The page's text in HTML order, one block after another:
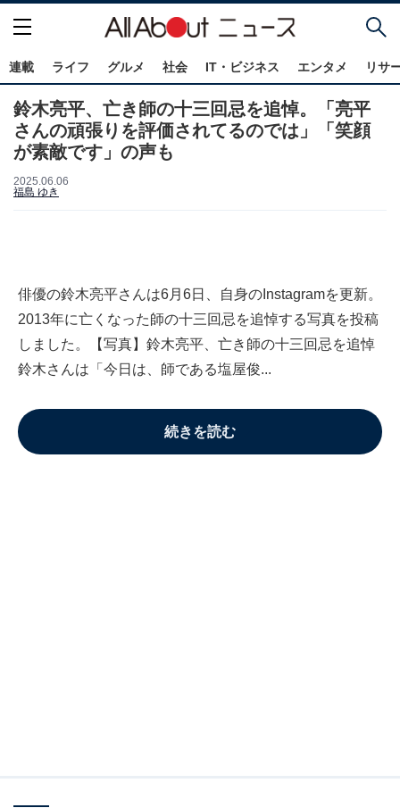
連載 ライフ グルメ 社会 IT・ビジネス エンタメ リサ
鈴木亮平、亡き師の十三回忌を追悼。「亮平
さんの頑張りを評価されてるのでは」「笑顔
が素敵です」の声も
2025.06.06
福島 ゆき
俳優の鈴木亮平さんは6月6日、自身のInstagramを更新。
2013年に亡くなった師の十三回忌を追悼する写真を投稿
しました。【写真】鈴木亮平、亡き師の十三回忌を追悼
鈴木さんは「今日は、師である塩屋俊...
続きを読む